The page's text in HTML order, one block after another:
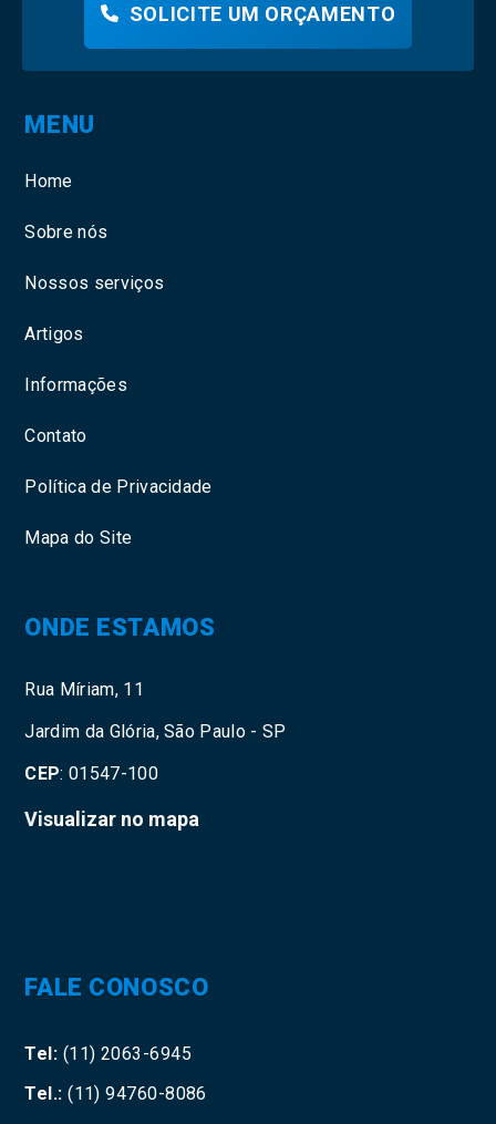
SOLICITE UM ORÇAMENTO
MENU
Home
Sobre nós
Nossos serviços
Artigos
Informações
Contato
Política de Privacidade
Mapa do Site
ONDE ESTAMOS
Rua Míriam, 11
Jardim da Glória, São Paulo - SP
CEP: 01547-100
Visualizar no mapa
FALE CONOSCO
Tel: (11) 2063-6945
Tel.: (11) 94760-8086